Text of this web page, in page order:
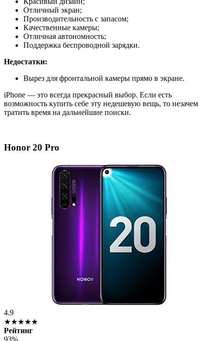
Отличный экран;
Производительность с запасом;
Качественные камеры;
Отличная автономность;
Поддержка беспроводной зарядки.
Недостатки:
Вырез для фронтальной камеры прямо в экране.
iPhone — это всегда прекрасный выбор. Если есть
возможность купить себе эту недешевую вещь, то незачем
тратить время на дальнейшие поиски.
Honor 20 Pro
4.9
★★★★★
Рейтинг